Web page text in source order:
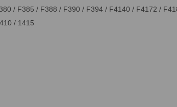
/ F385 / F388 / F390 / F394 / F4140 / F4172 /
/ 1415